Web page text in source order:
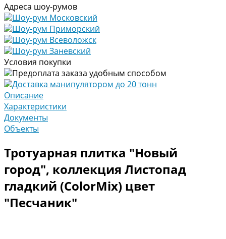
Адреса шоу-румов
Шоу-рум Московский
Шоу-рум Приморский
Шоу-рум Всеволожск
Шоу-рум Заневский
Условия покупки
Предоплата заказа удобным способом
Доставка манипулятором до 20 тонн
Описание
Характеристики
Документы
Объекты
Тротуарная плитка "Новый
город", коллекция Листопад
гладкий (ColorMix) цвет
"Песчаник"